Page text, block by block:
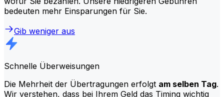
bedeuten mehr Einsparungen für Sie.
Gib weniger aus
Schnelle Überweisungen
Die Mehrheit der Übertragungen erfolgt am selben Tag.
Wir verstehen, dass bei Ihrem Geld das Timing wichtig